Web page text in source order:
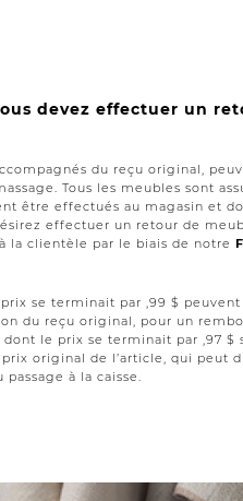
devez effectuer un
du reçu original,
Tous les meubles sont
être effectués au magasin et
effectuer un retour de
la clientèle par le biais de notre
se terminait par ,99 $
du reçu original, pour un
le prix se terminait par ,97 $
original de l’article, qui peut
à la caisse.